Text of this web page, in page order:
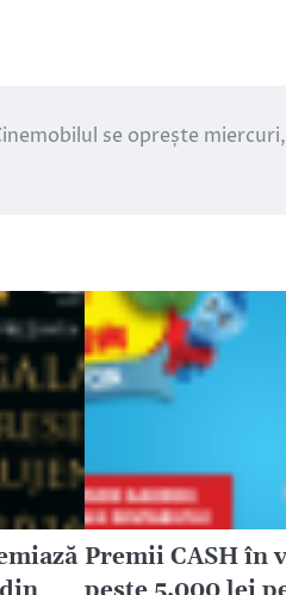
se oprește
Premii CASH în